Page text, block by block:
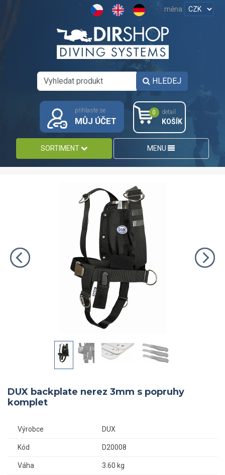
měna
HLEDEJ
přihlaste se
MŮJ ÚČET
0 detail
KOŠÍK
SORTIMENT MENU
DUX backplate nerez 3mm s popruhy
komplet
Výrobce DUX
Kód D20008
Váha 3.60 kg